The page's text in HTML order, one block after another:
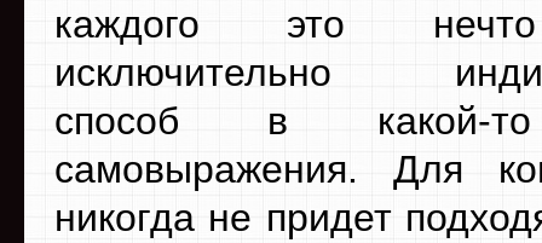
каждого это
исключительно
способ в какой-
самовыражения. Для
никогда не придет